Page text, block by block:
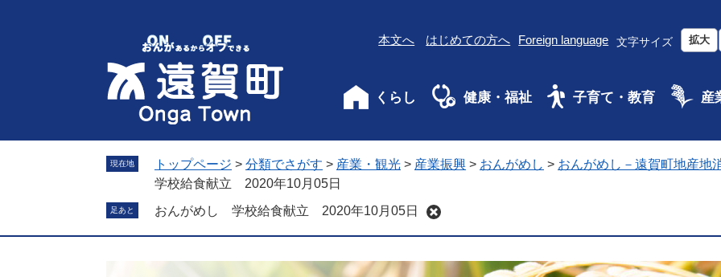
す
し
本文へ はじめての方へ Foreign language 文字サイズ 拡大
くらし 健康・福祉 子育て・教育 産
現在地 トップページ > 分類でさがす > 産業・観光 > 産業振興 > おんがめし > おんがめし－遠賀町地産地
学校給食献立 2020年10月05日
足あと おんがめし 学校給食献立 2020年10月05日